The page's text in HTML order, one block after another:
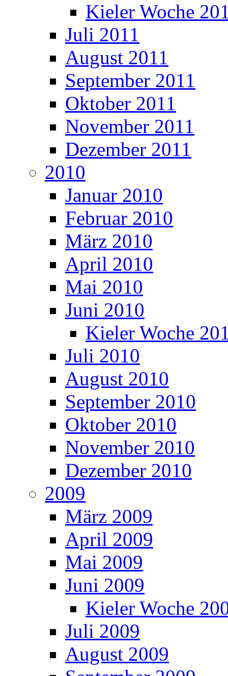
Kieler Woche
Juli 2011
August 2011
September 2011
Oktober 2011
November 2011
Dezember 2011
2010
Januar 2010
Februar 2010
März 2010
April 2010
Mai 2010
Juni 2010
Kieler Woche
Juli 2010
August 2010
September 2010
Oktober 2010
November 2010
Dezember 2010
2009
März 2009
April 2009
Mai 2009
Juni 2009
Kieler Woche
Juli 2009
August 2009